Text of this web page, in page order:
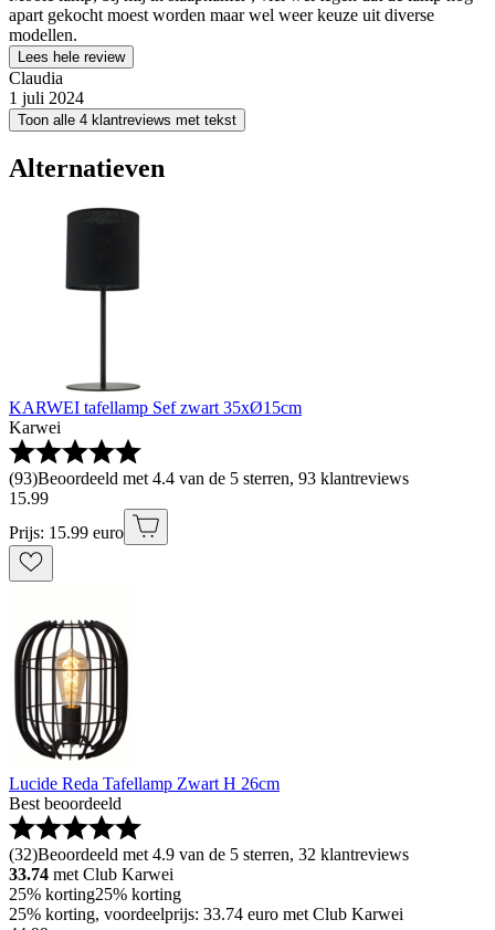
apart gekocht moest worden maar wel weer keuze uit diverse
modellen.
Lees hele review
Claudia
1 juli 2024
Toon alle 4 klantreviews met tekst
Alternatieven
KARWEI tafellamp Sef zwart 35xØ15cm
Karwei
(93)Beoordeeld met 4.4 van de 5 sterren, 93 klantreviews
15.99
Prijs: 15.99 euro
Lucide Reda Tafellamp Zwart H 26cm
Best beoordeeld
(32)Beoordeeld met 4.9 van de 5 sterren, 32 klantreviews
33.74 met Club Karwei
25% korting25% korting
25% korting, voordeelprijs: 33.74 euro met Club Karwei